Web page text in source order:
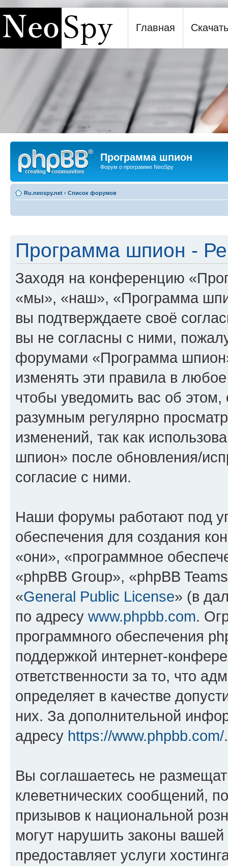
Программа шпион NeoSpy
Главная Скачать
Программа шпион
Форум о программе NeoSpy
Ru.neospy.net ‹ Список форумов
Программа шпион -
Заходя на конференцию
«мы», «наш», «Программа
вы подтверждаете своё
вы не согласны с ними,
форумами «Программа
изменять эти правила в
чтобы уведомить вас об
разумным регулярно
изменений, так как
шпион» после обновления/
согласие с ними.
Наши форумы работают под
обеспечения для создания
«они», «программное
«phpBB Group», «phpBB
«General Public License» (в
по адресу www.phpbb.com.
программного обеспечения
поддержкой интернет-
ответственности за то, что
определяет в качестве
них. За дополнительной
адресу https://www.phpbb.com/.
Вы соглашаетесь не
клеветнических сообщений,
призывов к национальной
могут нарушить законы
предоставляет услуги